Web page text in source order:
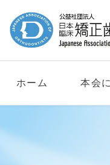
ホーム 本会